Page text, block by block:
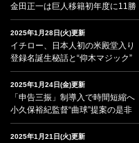
金田正一は巨人移籍初年度に11勝
2025年1月28日(火)更新
イチロー、日本人初の米殿堂入り
登録名誕生秘話と“仰木マジック”
2025年1月24日(金)更新
「申告三振」制導入で時間短縮へ
小久保裕紀監督“曲球”提案の是非
2025年1月21日(火)更新